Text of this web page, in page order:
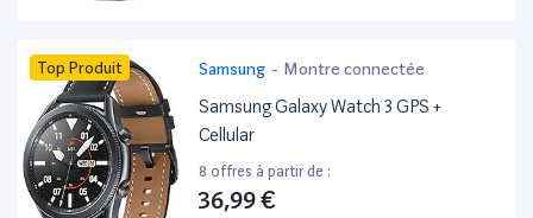
Top Produit Samsung - Montre connectée
Samsung Galaxy Watch 3 GPS +
Cellular
8 offres à partir de :
36,99 €